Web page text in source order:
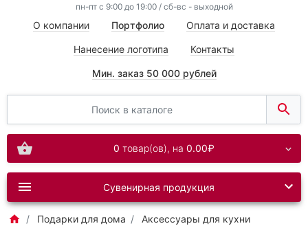
пн-пт с 9:00 до 19:00 / сб-вс - выходной
О компании Портфолио Оплата и доставка
Нанесение логотипа Контакты
Мин. заказ 50 000 рублей
0 товар(ов), на 0.00₽
Сувенирная продукция
Подарки для дома
Аксессуары для кухни